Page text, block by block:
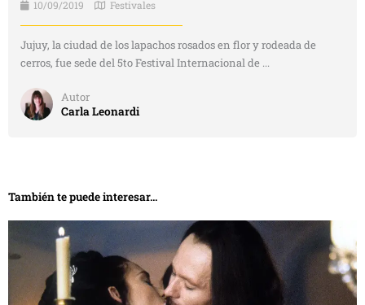
10/09/2019 Festivales
Jujuy, la ciudad de los lapachos rosados en flor y rodeada de
cerros, fue sede del 5to Festival Internacional de ...
Autor
Carla Leonardi
También te puede interesar...